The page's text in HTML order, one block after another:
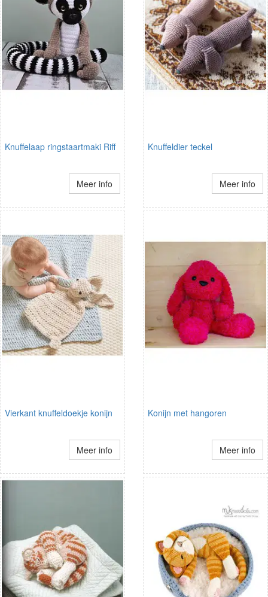
Knuffelaap ringstaartmaki Riff
Meer info
Knuffeldier teckel
Meer info
Vierkant knuffeldoekje konijn
Meer info
Konijn met hangoren
Meer info